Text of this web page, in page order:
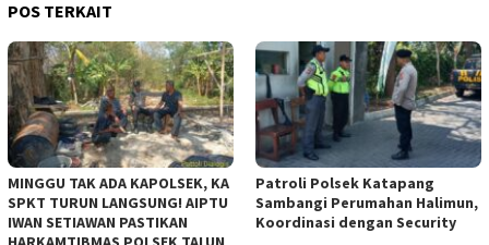
POS TERKAIT
MINGGU TAK ADA KAPOLSEK, KA
SPKT TURUN LANGSUNG! AIPTU
IWAN SETIAWAN PASTIKAN
‎Patroli Polsek Katapang
Sambangi Perumahan Halimun,
Koordinasi dengan Security